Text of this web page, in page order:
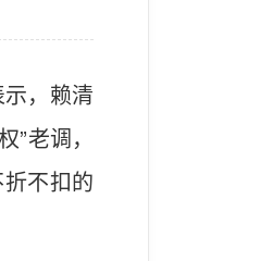
，赖清
老调，
不扣的